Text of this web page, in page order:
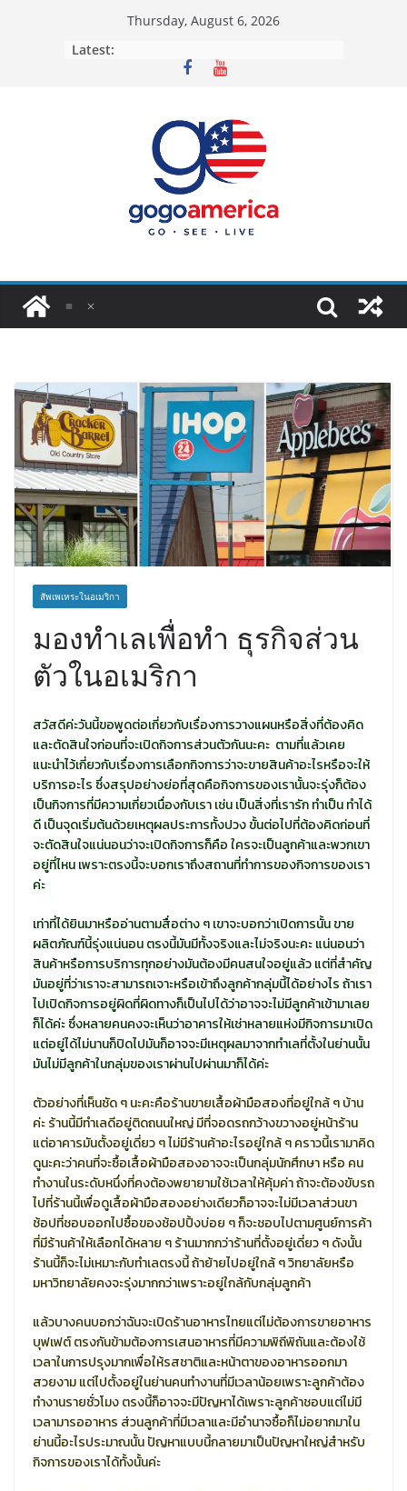
Thursday, August 6, 2026
Latest:
สัพเพเหระในอเมริกา
มองทำเลเพื่อทำ ธุรกิจส่วน
ตัวในอเมริกา
สวัสดีค่ะวันนี้ขอพูดต่อเกี่ยวกับเรื่องการวางแผนหรือสิ่งที่ต้องคิด
และตัดสินใจก่อนที่จะเปิดกิจการส่วนตัวกันนะคะ ตามที่แล้วเคย
แนะนำไว้เกี่ยวกับเรื่องการเลือกกิจการว่าจะขายสินค้าอะไรหรือจะให้
บริการอะไร ซึ่งสรุปอย่างย่อที่สุดคือกิจการของเรานั้นจะรุ่งก็ต้อง
เป็นกิจการที่มีความเกี่ยวเนื่องกับเรา เช่น เป็นสิ่งที่เรารัก ทำเป็น ทำได้
ดี เป็นจุดเริ่มต้นด้วยเหตุผลประการทั้งปวง ขั้นต่อไปที่ต้องคิดก่อนที่
จะตัดสินใจแน่นอนว่าจะเปิดกิจการก็คือ ใครจะเป็นลูกค้าและพวกเขา
อยู่ที่ไหน เพราะตรงนี้จะบอกเราถึงสถานที่ทำการของกิจการของเรา
ค่ะ
เท่าที่ได้ยินมาหรืออ่านตามสื่อต่าง ๆ เขาจะบอกว่าเปิดการนั้น ขาย
ผลิตภัณฑ์นี้รุ่งแน่นอน ตรงนี้มันมีทั้งจริงและไม่จริงนะคะ แน่นอนว่า
สินค้าหรือการบริการทุกอย่างมันต้องมีคนสนใจอยู่แล้ว แต่ที่สำคัญ
มันอยู่ที่ว่าเราจะสามารถเจาะหรือเข้าถึงลูกค้ากลุ่มนี้ได้อย่างไร ถ้าเรา
ไปเปิดกิจการอยู่ผิดที่ผิดทางก็เป็นไปได้ว่าอาจจะไม่มีลูกค้าเข้ามาเลย
ก็ได้ค่ะ ซึ่งหลายคนคงจะเห็นว่าอาคารให้เช่าหลายแห่งมีกิจการมาเปิด
แต่อยู่ได้ไม่นานก็ปิดไปมันก็อาจจะมีเหตุผลมาจากทำเลที่ตั้งในย่านนั้น
มันไม่มีลูกค้าในกลุ่มของเราผ่านไปผ่านมาก็ได้ค่ะ
ตัวอย่างที่เห็นชัด ๆ นะคะคือร้านขายเสื้อผ้ามือสองที่อยู่ใกล้ ๆ บ้าน
ค่ะ ร้านนี้มีทำเลดีอยู่ติดถนนใหญ่ มีที่จอดรถกว้างขวางอยู่หน้าร้าน
แต่อาคารมันตั้งอยู่เดี่ยว ๆ ไม่มีร้านค้าอะไรอยู่ใกล้ ๆ คราวนี้เรามาคิด
ดูนะคะว่าคนที่จะซื้อเสื้อผ้ามือสองอาจจะเป็นกลุ่มนักศึกษา หรือ คน
ทำงานในระดับหนึ่งที่คงต้องพยายามใช้เวลาให้คุ้มค่า ถ้าจะต้องขับรถ
ไปที่ร้านนี้เพื่อดูเสื้อผ้ามือสองอย่างเดียวก็อาจจะไม่มีเวลาส่วนขา
ช้อปที่ชอบออกไปซื้อของช้อปปิ้งบ่อย ๆ ก็จะชอบไปตามศูนย์การค้า
ที่มีร้านค้าให้เลือกได้หลาย ๆ ร้านมากกว่าร้านที่ตั้งอยู่เดี่ยว ๆ ดังนั้น
ร้านนี้ก็จะไม่เหมาะกับทำเลตรงนี้ ถ้าย้ายไปอยู่ใกล้ ๆ วิทยาลัยหรือ
มหาวิทยาลัยคงจะรุ่งมากกว่าเพราะอยู่ใกล้กับกลุ่มลูกค้า
แล้วบางคนบอกว่าฉันจะเปิดร้านอาหารไทยแต่ไม่ต้องการขายอาหาร
บุฟเฟต์ ตรงกันข้ามต้องการเสนอาหารที่มีความพิถีพิถันและต้องใช้
เวลาในการปรุงมากเพื่อให้รสชาติและหน้าตาของอาหารออกมา
สวยงาม แต่ไปตั้งอยู่ในย่านคนทำงานที่มีเวลาน้อยเพราะลูกค้าต้อง
ทำงานรายชั่วโมง ตรงนี้ก็อาจจะมีปัญหาได้เพราะลูกค้าชอบแต่ไม่มี
เวลามารออาหาร ส่วนลูกค้าที่มีเวลาและมีอำนาจซื้อก็ไม่อยากมาใน
ย่านนี้อะไรประมาณนั้น ปัญหาแบบนี้กลายมาเป็นปัญหาใหญ่สำหรับ
กิจการของเราได้ทั้งนั้นค่ะ